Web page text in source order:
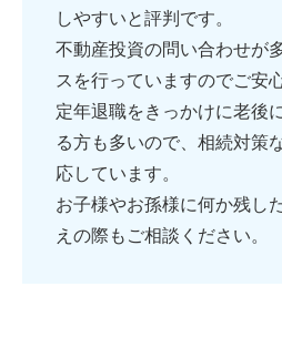
しやすいと評判です。
不動産投資の問い合わせが
スを行っていますのでご安
定年退職をきっかけに老後
る方も多いので、相続対策
応しています。
お子様やお孫様に何か残し
えの際もご相談ください。